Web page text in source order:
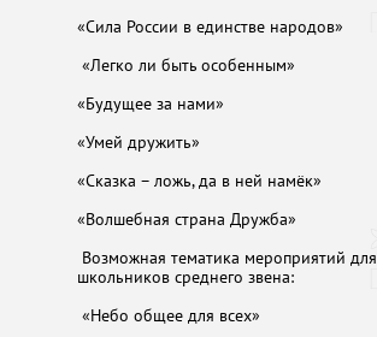
«Сила России в единстве народов»
«Легко ли быть особенным»
«Будущее за нами»
«Умей дружить»
«Сказка – ложь, да в ней намёк»
«Волшебная страна Дружба»
Возможная тематика мероприятий для
школьников среднего звена:
«Небо общее для всех»